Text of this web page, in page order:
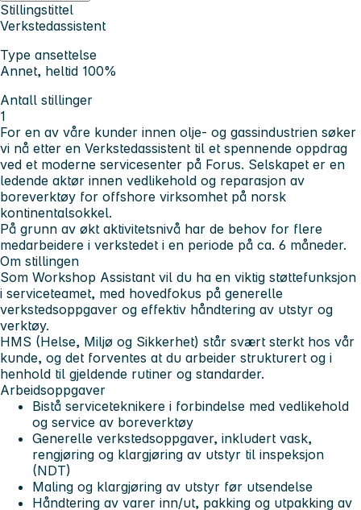
Stillingstittel
Verkstedassistent
Type ansettelse
Annet, heltid 100%
Antall stillinger
1
For en av våre kunder innen olje- og gassindustrien søker
vi nå etter en Verkstedassistent til et spennende oppdrag
ved et moderne servicesenter på Forus. Selskapet er en
ledende aktør innen vedlikehold og reparasjon av
boreverktøy for offshore virksomhet på norsk
kontinentalsokkel.
På grunn av økt aktivitetsnivå har de behov for flere
medarbeidere i verkstedet i en periode på ca. 6 måneder.
Om stillingen
Som Workshop Assistant vil du ha en viktig støttefunksjon
i serviceteamet, med hovedfokus på generelle
verkstedsoppgaver og effektiv håndtering av utstyr og
verktøy.
HMS (Helse, Miljø og Sikkerhet) står svært sterkt hos vår
kunde, og det forventes at du arbeider strukturert og i
henhold til gjeldende rutiner og standarder.
Arbeidsoppgaver
Bistå serviceteknikere i forbindelse med vedlikehold
og service av boreverktøy
Generelle verkstedsoppgaver, inkludert vask,
rengjøring og klargjøring av utstyr til inspeksjon
(NDT)
Maling og klargjøring av utstyr før utsendelse
Håndtering av varer inn/ut, pakking og utpakking av